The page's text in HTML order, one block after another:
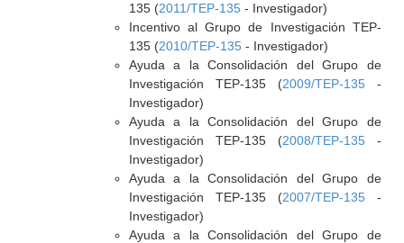
135 (2011/TEP-135- Investigador)
Incentivo al Grupo de Investigación TEP-
135 (2010/TEP-135- Investigador)
Ayuda a la Consolidación del Grupo de
Investigación TEP-135 (2009/TEP-135-
Investigador)
Ayuda a la Consolidación del Grupo de
Investigación TEP-135 (2008/TEP-135-
Investigador)
Ayuda a la Consolidación del Grupo de
Investigación TEP-135 (2007/TEP-135-
Investigador)
Ayuda a la Consolidación del Grupo de